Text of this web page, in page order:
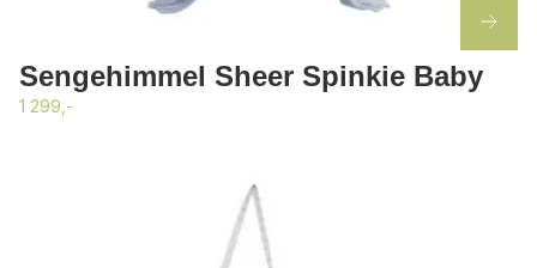
Sengehimmel Sheer Spinkie Baby
1 299,-